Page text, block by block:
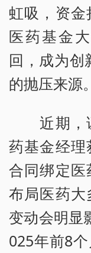
虹吸，资
医药基金
回，成为创
的抛压来源。
近期，
药基金经
合同绑定
布局医药
变动会明显
025年前8